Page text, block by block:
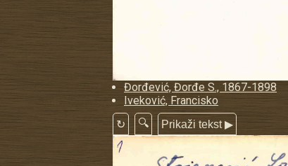
Đorđević, Đorđe S., 1867-1898
Iveković, Francisko